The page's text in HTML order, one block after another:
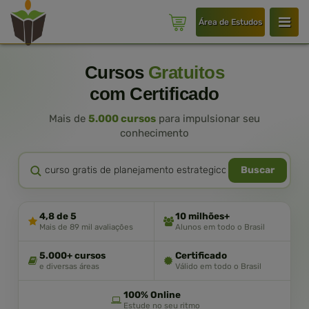
Área de Estudos
Cursos Gratuitos
com Certificado
Mais de 5.000 cursos para impulsionar seu
conhecimento
Buscar
4,8 de 5
Mais de 89 mil avaliações
10 milhões+
Alunos em todo o Brasil
5.000+ cursos
e diversas áreas
Certificado
Válido em todo o Brasil
100% Online
Estude no seu ritmo